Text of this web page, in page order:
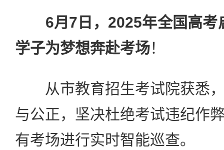
6月7日，2025年全国高
学子为梦想奔赴考场！
从市教育招生考试院获悉，
与公正，坚决杜绝考试违纪作
有考场进行实时智能巡查。